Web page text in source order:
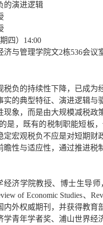
的演进逻辑
四）14:00
济与管理学院文2栋536会议
税负的持续性下降，已成为
实的典型特征、演进逻辑
现象，而是由大规模减税
是，既有的税制职能短板
定宏观税负不应是对短期
瞻性与适应性，通过推进税
经济学院教授、博士生导
of Economic Studies、
内外权威期刊，并获得教
学青年学者奖、浦山世界